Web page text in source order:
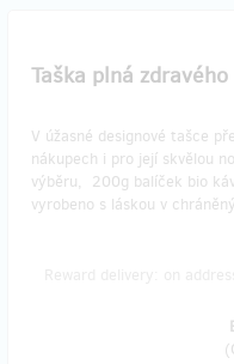
Taška plná
V úžasné designové tašce
nákupech i pro její skvělou
výběru, 200g balíček bio
vyrobeno s láskou v
(